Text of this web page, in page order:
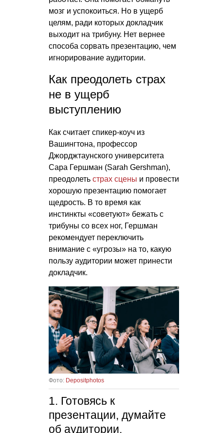
мозг и успокоиться. Но в ущерб
целям, ради которых докладчик
выходит на трибуну. Нет вернее
способа сорвать презентацию, чем
игнорирование аудитории.
Как преодолеть страх
не в ущерб
выступлению
Как считает спикер-коуч из
Вашингтона, профессор
Джорджтаунского университета
Сара Гершман (Sarah Gershman),
преодолеть страх сцены и провести
хорошую презентацию помогает
щедрость. В то время как
инстинкты «советуют» бежать с
трибуны со всех ног, Гершман
рекомендует переключить
внимание с «угрозы» на то, какую
пользу аудитории может принести
докладчик.
Фото: Depositphotos
1. Готовясь к
презентации, думайте
об аудитории.